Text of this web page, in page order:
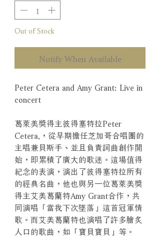
Out of Stock
Notify When Available
Peter Cetera and Amy Grant: Live in
concert
葛萊美獎得主彼得塞特拉Peter
Cetera,，從早期擔任芝加哥合唱團的
主唱兼貝斯手、並且負責詞曲創作開
始，即累積了廣大的歌迷。這場值得
紀念的表演，演出了彼得塞特拉所有
的經典名曲，他也與另一位葛萊美獎
得主艾美葛蘭特Amy Grant合作，共
同演唱「當我下次墜落」這首冠軍情
歌。而艾美葛蘭特也演唱了許多膾炙
人口的歌曲，如「寶貝寶貝」等。